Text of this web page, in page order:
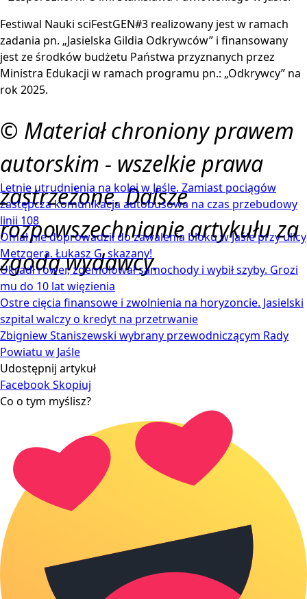
Festiwal Nauki sciFestGEN#3 realizowany jest w ramach
zadania pn. „Jasielska Gildia Odkrywców” i finansowany
jest ze środków budżetu Państwa przyznanych przez
Ministra Edukacji w ramach programu pn.: „Odkrywcy” na
rok 2025.
© Materiał chroniony prawem
autorskim - wszelkie prawa
zastrzeżone. Dalsze
rozpowszechnianie artykułu za
zgodą wydawcy.
Letnie utrudnienia na kolei w Jaśle. Zamiast pociągów
zastępcza komunikacja autobusowa na czas przebudowy
linii 108
Omal nie doprowadził do zawalenia bloku w Jaśle przy ulicy
Metzgera. Łukasz G. skazany!
Ukradł rower, zdemolował samochody i wybił szyby. Grozi
mu do 10 lat więzienia
Ostre cięcia finansowe i zwolnienia na horyzoncie. Jasielski
szpital walczy o kredyt na przetrwanie
Zbigniew Staniszewski wybrany przewodniczącym Rady
Powiatu w Jaśle
Udostępnij artykuł
FacebookSkopiuj
Co o tym myślisz?